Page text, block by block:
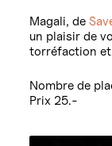
Magali, de
un plaisir de
torréfaction
Nombre de
Prix 25.-